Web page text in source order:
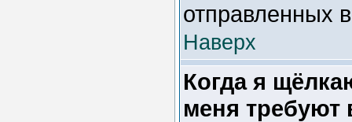
отправленных
Наверх
Когда я
меня требуют